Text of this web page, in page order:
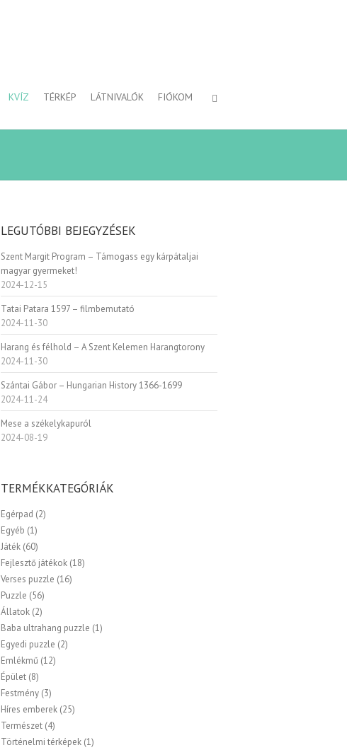
KVÍZ TÉRKÉP LÁTNIVALÓK FIÓKOM
LEGUTÓBBI BEJEGYZÉSEK
Szent Margit Program – Támogass egy kárpátaljai
magyar gyermeket!
2024-12-15
Tatai Patara 1597 – filmbemutató
2024-11-30
Harang és félhold – A Szent Kelemen Harangtorony
2024-11-30
Szántai Gábor – Hungarian History 1366-1699
2024-11-24
Mese a székelykapuról
2024-08-19
TERMÉKKATEGÓRIÁK
Egérpad (2)
Egyéb (1)
Játék (60)
Fejlesztő játékok (18)
Verses puzzle (16)
Puzzle (56)
Állatok (2)
Baba ultrahang puzzle (1)
Egyedi puzzle (2)
Emlékmű (12)
Épület (8)
Festmény (3)
Híres emberek (25)
Természet (4)
Történelmi térképek (1)